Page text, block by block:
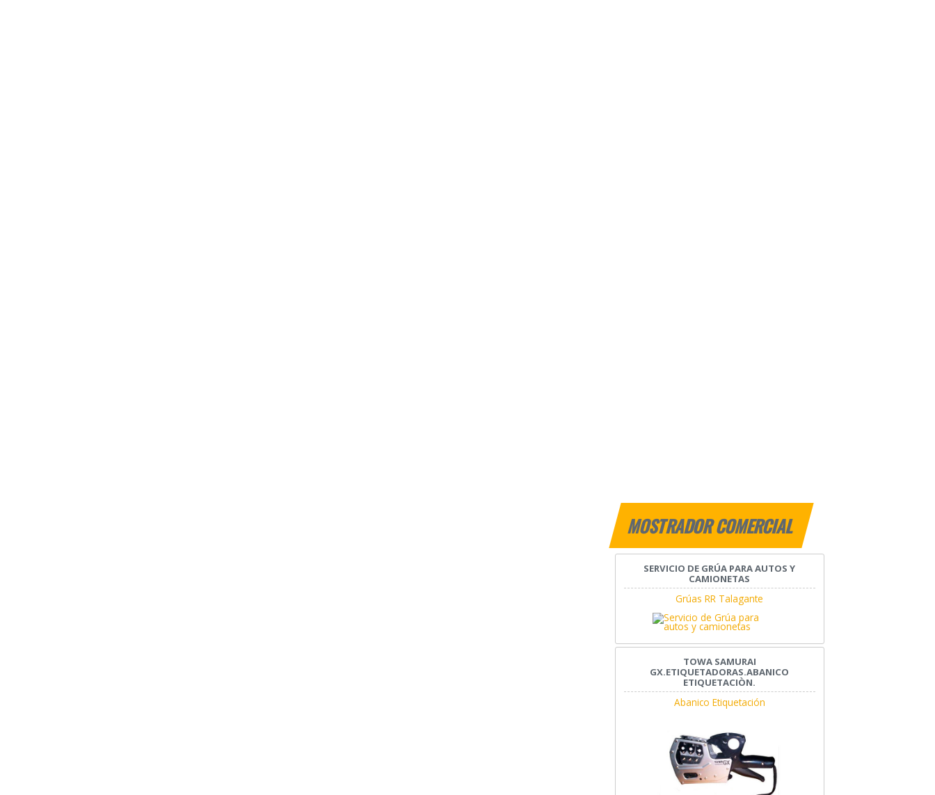
MOSTRADOR COMERCIAL
SERVICIO DE GRÚA PARA AUTOS Y
CAMIONETAS
Grúas RR Talagante
TOWA SAMURAI
GX.ETIQUETADORAS.ABANICO
ETIQUETACIÒN.
Abanico Etiquetación